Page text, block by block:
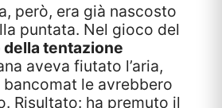
però, era già nascosto
puntata. Nel gioco del
tentazione
aveva fiutato l’aria,
le avrebbero
Risultato: ha premuto il